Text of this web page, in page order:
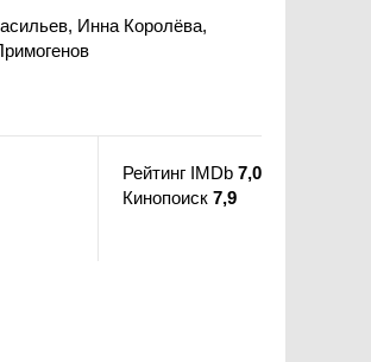
Инна Королёва,
Рейтинг IMDb 7,0
Кинопоиск 7,9